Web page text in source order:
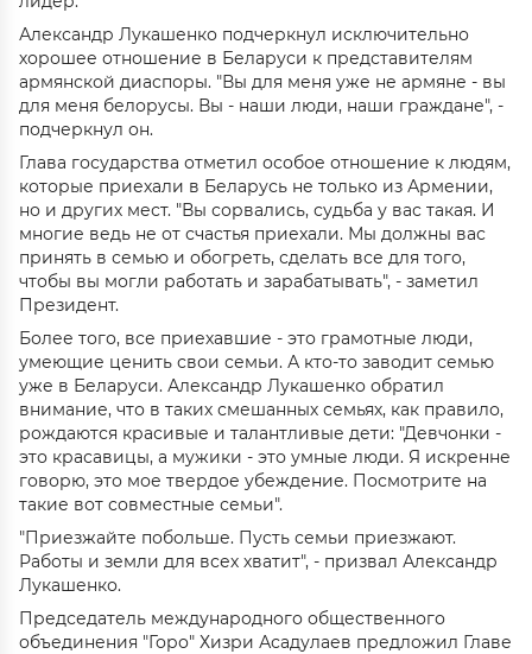
Александр Лукашенко подчеркнул исключительно
хорошее отношение в Беларуси к представителям
армянской диаспоры. "Вы для меня уже не армяне - вы
для меня белорусы. Вы - наши люди, наши граждане", -
подчеркнул он.
Глава государства отметил особое отношение к людям,
которые приехали в Беларусь не только из Армении,
но и других мест. "Вы сорвались, судьба у вас такая. И
многие ведь не от счастья приехали. Мы должны вас
принять в семью и обогреть, сделать все для того,
чтобы вы могли работать и зарабатывать", - заметил
Президент.
Более того, все приехавшие - это грамотные люди,
умеющие ценить свои семьи. А кто-то заводит семью
уже в Беларуси. Александр Лукашенко обратил
внимание, что в таких смешанных семьях, как правило,
рождаются красивые и талантливые дети: "Девчонки -
это красавицы, а мужики - это умные люди. Я искренне
говорю, это мое твердое убеждение. Посмотрите на
такие вот совместные семьи".
"Приезжайте побольше. Пусть семьи приезжают.
Работы и земли для всех хватит", - призвал Александр
Лукашенко.
Председатель международного общественного
объединения "Горо" Хизри Асадулаев предложил Главе